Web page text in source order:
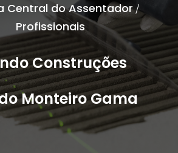
Central do Assentador/
Profissionais
Construções
Monteiro Gama